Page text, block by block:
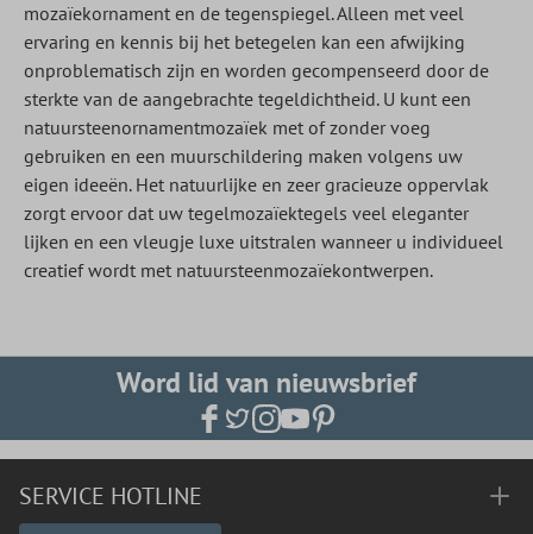
mozaïekornament en de tegenspiegel. Alleen met veel
ervaring en kennis bij het betegelen kan een afwijking
onproblematisch zijn en worden gecompenseerd door de
sterkte van de aangebrachte tegeldichtheid. U kunt een
natuursteenornamentmozaïek met of zonder voeg
gebruiken en een muurschildering maken volgens uw
eigen ideeën. Het natuurlijke en zeer gracieuze oppervlak
zorgt ervoor dat uw tegelmozaïektegels veel eleganter
lijken en een vleugje luxe uitstralen wanneer u individueel
creatief wordt met natuursteenmozaïekontwerpen.
Word lid van nieuwsbrief
SERVICE HOTLINE